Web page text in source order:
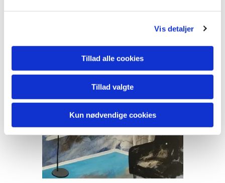
Vis detaljer
Tillad alle cookies
Tillad valgte
Kun nødvendige cookies
Uden titel 2